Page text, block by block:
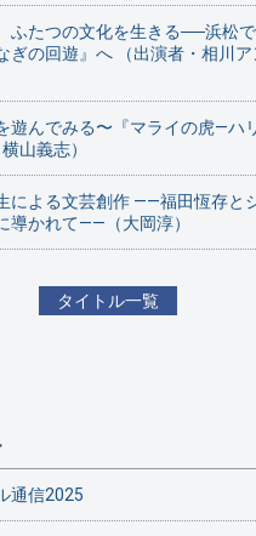
ふたつの文化を生きる──浜松
ぎの回遊』へ （出演者・相川ア
遊んでみる〜『マライの虎—ハ
山義志）
による文芸創作 ——福田恆存と
導かれて——（大岡淳）
タイトル一覧
通信2025